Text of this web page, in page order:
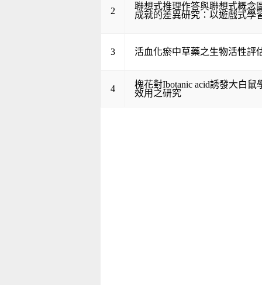
2
聯想式推理作答與聯想式概念
成就的差異研究：以遊戲式學
3 活血化瘀中草藥之生物活性評
4
槐花對Ibotanic acid誘發大白鼠
效用之研究